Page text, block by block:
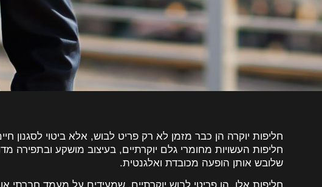
חליפות יוקרה הן כבר מזמן לא רק פריט לבוש, אלא ביטוי לסגנון
חליפות העשויות מחומרי גלם יוקרתיים, בעיצוב מושקע ובתפירה
שלובש אותן הופעה מכובדת ואלגנטית.